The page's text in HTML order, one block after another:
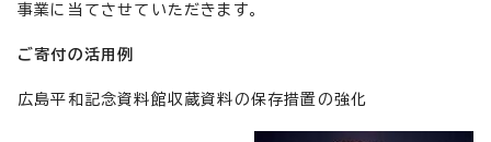
事業に当てさせていただきます。
ご寄付の活用例
広島平和記念資料館収蔵資料の保存措置の強化